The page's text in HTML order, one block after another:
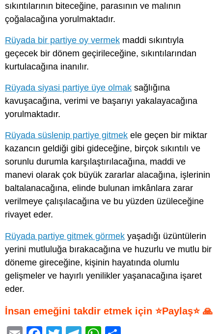
sıkıntılarının biteceğine, parasının ve malının
çoğalacağına yorulmaktadır.
Rüyada bir partiye oy vermek maddi sıkıntıyla
geçecek bir dönem geçirileceğine, sıkıntılarından
kurtulacağına inanılır.
Rüyada siyasi partiye üye olmak sağlığına
kavuşacağına, verimi ve başarıyı yakalayacağına
yorulmaktadır.
Rüyada süslenip partiye gitmek ele geçen bir miktar
kazancın geldiği gibi gideceğine, birçok sıkıntılı ve
sorunlu durumla karşılaştırılacağına, maddi ve
manevi olarak çok büyük zararlar alacağına, işlerinin
baltalanacağına, elinde bulunan imkânlara zarar
verilmeye çalışılacağına ve bu yüzden üzüleceğine
rivayet eder.
Rüyada partiye gitmek görmek yaşadığı üzüntülerin
yerini mutluluğa bırakacağına ve huzurlu ve mutlu bir
döneme gireceğine, kişinin hayatında olumlu
gelişmeler ve hayırlı yenilikler yaşanacağına işaret
eder.
İnsan emeğini takdir etmek için ⭐Paylaş⭐ 🙏